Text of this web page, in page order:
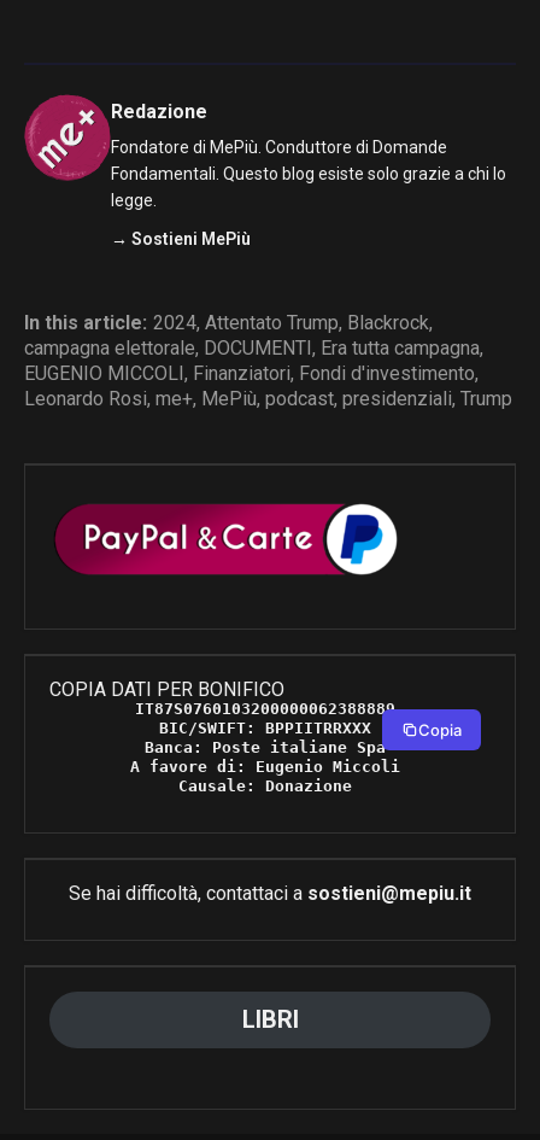
Redazione
Fondatore di MePiù. Conduttore di Domande
Fondamentali. Questo blog esiste solo grazie a chi lo
legge.
→ Sostieni MePiù
In this article: 2024, Attentato Trump, Blackrock,
campagna elettorale, DOCUMENTI, Era tutta campagna,
EUGENIO MICCOLI, Finanziatori, Fondi d'investimento,
Leonardo Rosi, me+, MePiù, podcast, presidenziali, Trump
COPIA DATI PER BONIFICO
IT87S0760103200000062388889
BIC/SWIFT: BPPIITRRXXX
Banca: Poste italiane Spa
A favore di: Eugenio Miccoli
Causale: Donazione
Copia
Se hai difficoltà, contattaci a sostieni@mepiu.it
LIBRI